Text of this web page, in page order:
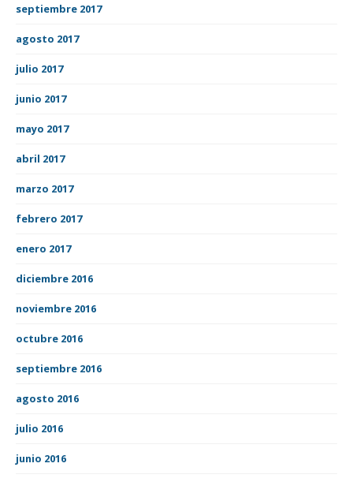
septiembre 2017
agosto 2017
julio 2017
junio 2017
mayo 2017
abril 2017
marzo 2017
febrero 2017
enero 2017
diciembre 2016
noviembre 2016
octubre 2016
septiembre 2016
agosto 2016
julio 2016
junio 2016